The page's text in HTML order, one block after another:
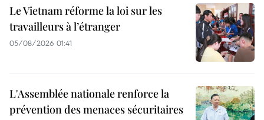
Le Vietnam réforme la loi sur les
travailleurs à l’étranger
05/08/2026 01:41
L'Assemblée nationale renforce la
prévention des menaces sécuritaires